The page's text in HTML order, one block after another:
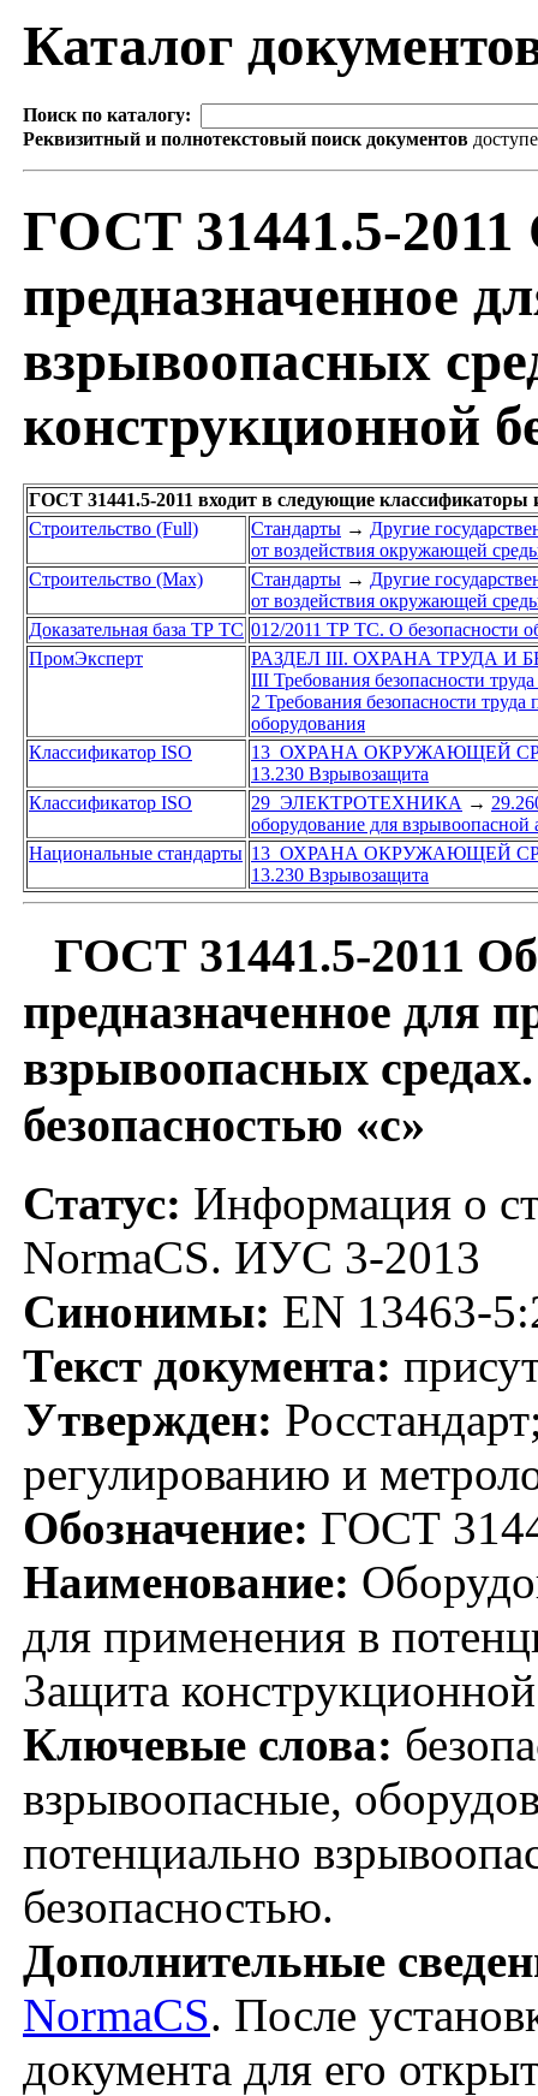
Каталог
Поиск по каталогу:
Реквизитный и полнотекстовый поиск документов
ГОСТ 31441.5-2011
предназначенное
взрывоопасных
конструкционной
ГОСТ 31441.5-2011 входит в следующие классификаторы
Строительство (Full)
Стандарты → Другие
от воздействия окружающей
Строительство (Max)
Стандарты → Другие
от воздействия окружающей
Доказательная база ТР ТС 012/2011 ТР ТС. О безопасности
ПромЭксперт
РАЗДЕЛ III. ОХРАНА ТРУДА И
III Требования безопасности
2 Требования безопасности
оборудования
Классификатор ISO
13 ОХРАНА ОКРУЖАЮЩЕЙ
13.230 Взрывозащита
Классификатор ISO
29 ЭЛЕКТРОТЕХНИКА →
оборудование для взрывоопасной
Национальные стандарты 13 ОХРАНА ОКРУЖАЮЩЕЙ
13.230 Взрывозащита
ГОСТ 31441.5-2011
предназначенное для
взрывоопасных
безопасностью «с»
Статус: Информация о
NormaCS. ИУС 3-2013
Синонимы: EN 13463-
Текст документа:
Утвержден:
регулированию и
Обозначение: ГОСТ
Наименование:
для применения в
Защита
Ключевые слова:
взрывоопасные,
потенциально
безопасностью.
Дополнительные
NormaCS. После
документа для его